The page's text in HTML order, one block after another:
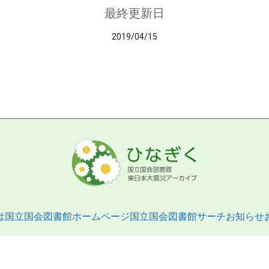
最終更新日
2019/04/15
国立国会図書館ホームページ国立国会図書館サーチお知らせ